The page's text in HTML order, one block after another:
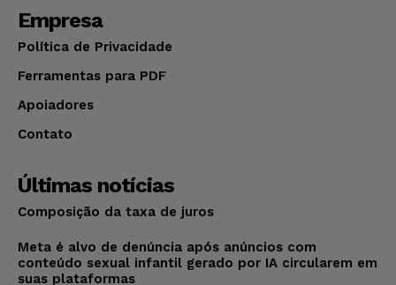
Empresa
Política de Privacidade
Ferramentas para PDF
Apoiadores
Contato
Últimas notícias
Composição da taxa de juros
Meta é alvo de denúncia após anúncios com
conteúdo sexual infantil gerado por IA circularem em
suas plataformas